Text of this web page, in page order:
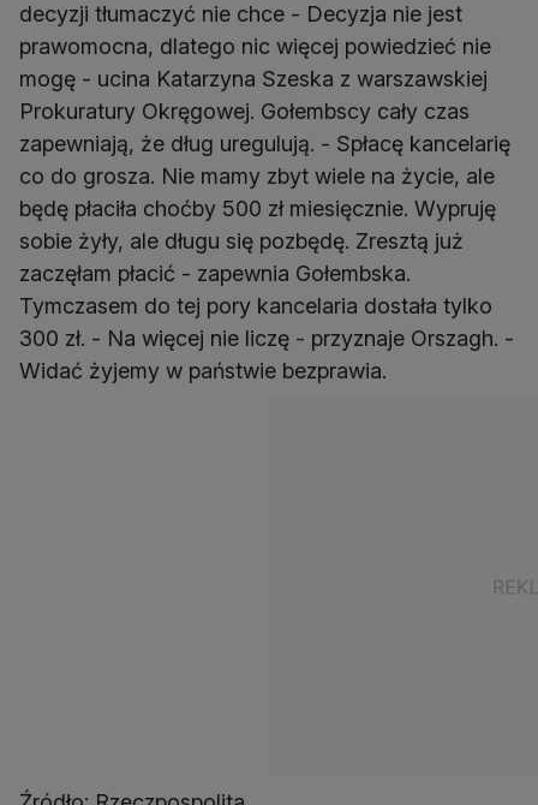
decyzji tłumaczyć nie chce - Decyzja nie jest
prawomocna, dlatego nic więcej powiedzieć nie
mogę - ucina Katarzyna Szeska z warszawskiej
Prokuratury Okręgowej. Gołembscy cały czas
zapewniają, że dług uregulują. - Spłacę kancelarię
co do grosza. Nie mamy zbyt wiele na życie, ale
będę płaciła choćby 500 zł miesięcznie. Wypruję
sobie żyły, ale długu się pozbędę. Zresztą już
zaczęłam płacić - zapewnia Gołembska.
Tymczasem do tej pory kancelaria dostała tylko
300 zł. - Na więcej nie liczę - przyznaje Orszagh. -
Widać żyjemy w państwie bezprawia.